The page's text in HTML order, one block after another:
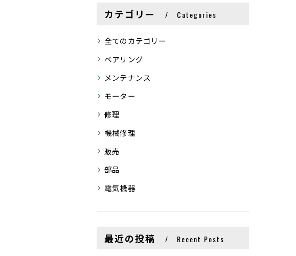
カテゴリー Categories
全てのカテゴリー
ベアリング
メンテナンス
モーター
修理
機械修理
販売
部品
電気機器
最近の投稿 Recent Posts